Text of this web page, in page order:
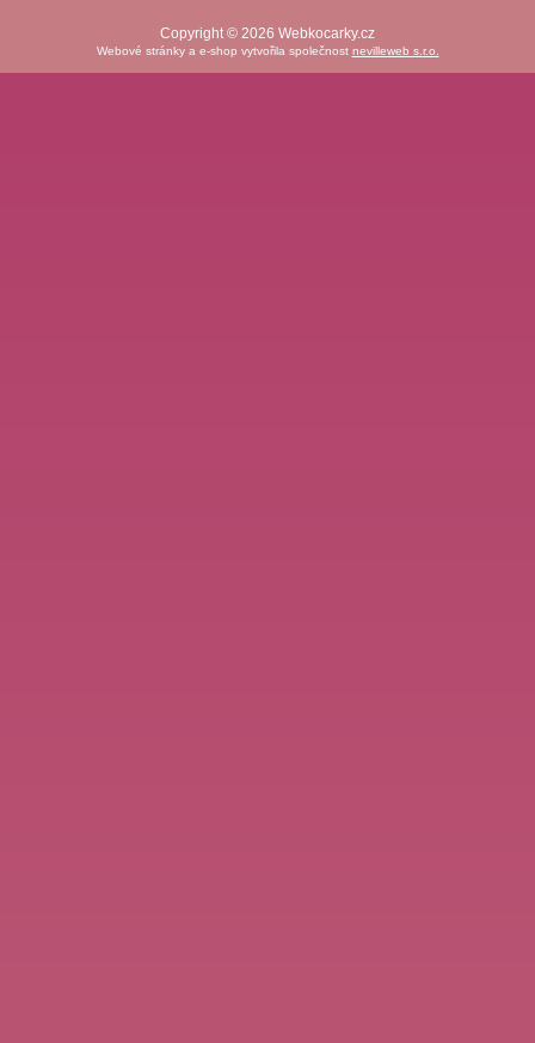
Copyright © 2026 Webkocarky.cz
Webové stránky a e-shop vytvořila společnost nevilleweb s.r.o.